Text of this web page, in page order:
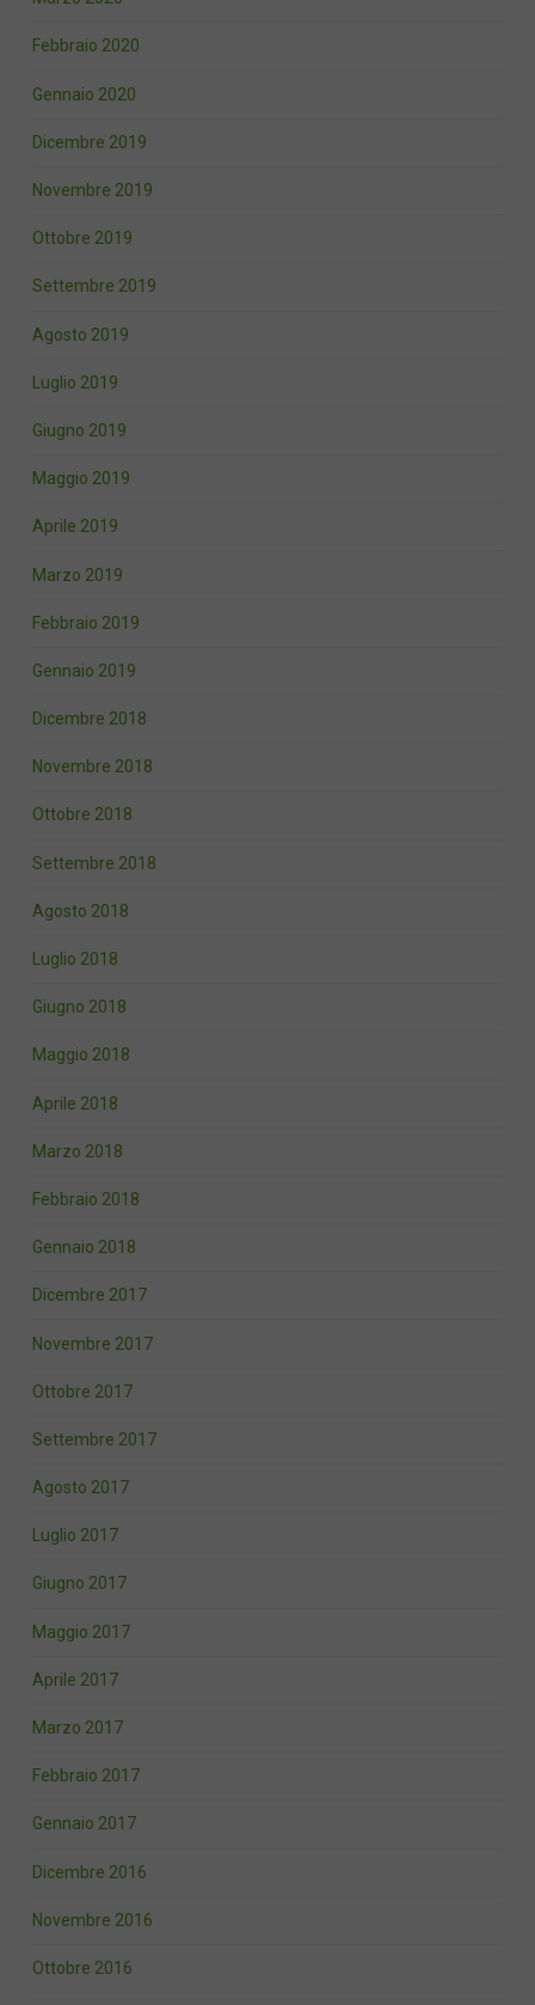
Febbraio 2020
Gennaio 2020
Dicembre 2019
Novembre 2019
Ottobre 2019
Settembre 2019
Agosto 2019
Luglio 2019
Giugno 2019
Maggio 2019
Aprile 2019
Marzo 2019
Febbraio 2019
Gennaio 2019
Dicembre 2018
Novembre 2018
Ottobre 2018
Settembre 2018
Agosto 2018
Luglio 2018
Giugno 2018
Maggio 2018
Aprile 2018
Marzo 2018
Febbraio 2018
Gennaio 2018
Dicembre 2017
Novembre 2017
Ottobre 2017
Settembre 2017
Agosto 2017
Luglio 2017
Giugno 2017
Maggio 2017
Aprile 2017
Marzo 2017
Febbraio 2017
Gennaio 2017
Dicembre 2016
Novembre 2016
Ottobre 2016